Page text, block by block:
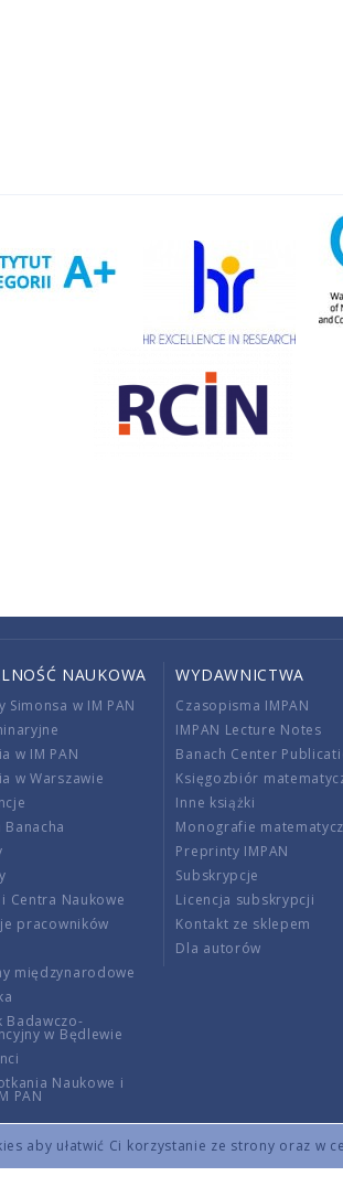
aby ułatwić Ci korzystanie ze strony oraz w
NAUKOWA
Simonsa w IM PAN
w IM PAN
w Warszawie
Banacha
i Centra Naukowe
pracowników
międzynarodowe
Badawczo-
w Będlewie
Naukowe i
PAN
WYDAWNICTWA
Czasopisma IMPAN
IMPAN Lecture Notes
Banach Center
Księgozbiór
Inne książki
Monografie
Preprinty IMPAN
Subskrypcje
Licencja subskrypcji
Kontakt ze sklepem
Dla autorów